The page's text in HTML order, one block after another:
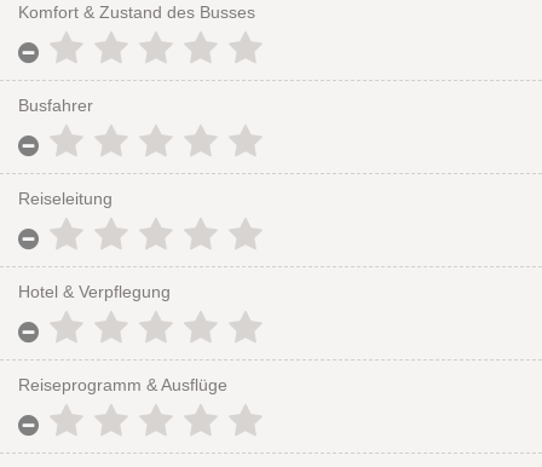
Komfort & Zustand des Busses
Busfahrer
Reiseleitung
Hotel & Verpflegung
Reiseprogramm & Ausflüge